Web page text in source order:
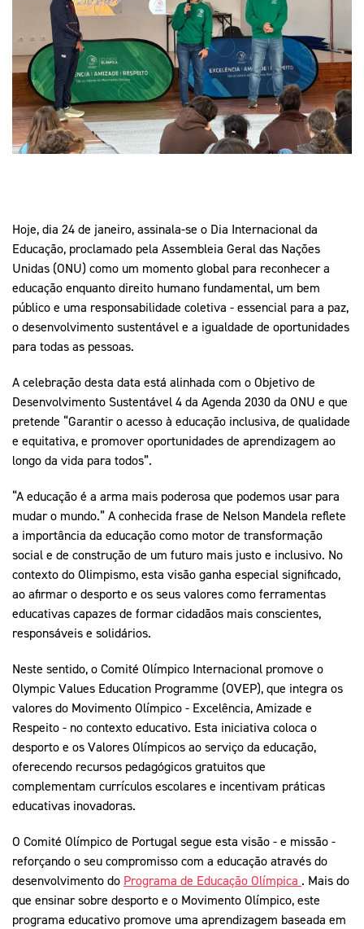
Marketing
Media
Documentos
Contactos
Equipa Portugal
Educação
Equipa Portugal
Arquivo Histórico
Educação Olímpica
Equipa Portugal
Hoje, dia 24 de janeiro, assinala-se o Dia Internacional da
Educação, proclamado pela Assembleia Geral das Nações
Unidas (ONU) como um momento global para reconhecer a
educação enquanto direito humano fundamental, um bem
público e uma responsabilidade coletiva - essencial para a paz,
o desenvolvimento sustentável e a igualdade de oportunidades
para todas as pessoas.
A celebração desta data está alinhada com o Objetivo de
Desenvolvimento Sustentável 4 da Agenda 2030 da ONU e que
pretende “Garantir o acesso à educação inclusiva, de qualidade
e equitativa, e promover oportunidades de aprendizagem ao
longo da vida para todos”.
“A educação é a arma mais poderosa que podemos usar para
mudar o mundo.” A conhecida frase de Nelson Mandela reflete
a importância da educação como motor de transformação
social e de construção de um futuro mais justo e inclusivo. No
contexto do Olimpismo, esta visão ganha especial significado,
ao afirmar o desporto e os seus valores como ferramentas
educativas capazes de formar cidadãos mais conscientes,
responsáveis e solidários.
Neste sentido, o Comité Olímpico Internacional promove o
Olympic Values Education Programme (OVEP), que integra os
valores do Movimento Olímpico - Excelência, Amizade e
Respeito - no contexto educativo. Esta iniciativa coloca o
desporto e os Valores Olímpicos ao serviço da educação,
oferecendo recursos pedagógicos gratuitos que
complementam currículos escolares e incentivam práticas
educativas inovadoras.
O Comité Olímpico de Portugal segue esta visão - e missão -
reforçando o seu compromisso com a educação através do
desenvolvimento do Programa de Educação Olímpica . Mais do
que ensinar sobre desporto e o Movimento Olímpico, este
programa educativo promove uma aprendizagem baseada em